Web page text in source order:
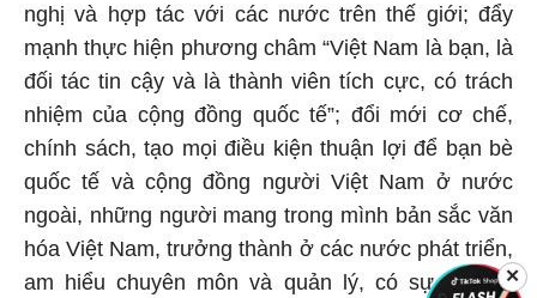
nghị và hợp tác với các nước trên thế giới; đẩy
mạnh thực hiện phương châm “Việt Nam là bạn, là
đối tác tin cậy và là thành viên tích cực, có trách
nhiệm của cộng đồng quốc tế”; đổi mới cơ chế,
chính sách, tạo mọi điều kiện thuận lợi để bạn bè
quốc tế và cộng đồng người Việt Nam ở nước
ngoài, những người mang trong mình bản sắc văn
hóa Việt Nam, trưởng thành ở các nước phát triển,
am hiểu chuyên môn và quản lý, có sự kết nối✕